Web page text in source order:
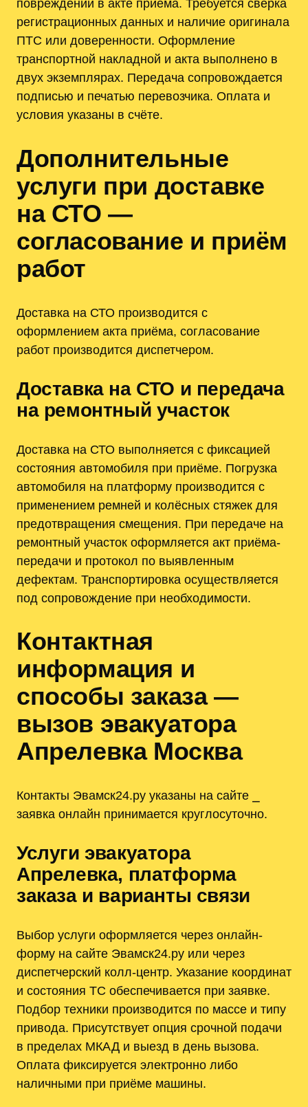
повреждений в акте приёма. Требуется сверка
регистрационных данных и наличие оригинала
ПТС или доверенности. Оформление
транспортной накладной и акта выполнено в
двух экземплярах. Передача сопровождается
подписью и печатью перевозчика. Оплата и
условия указаны в счёте.
Дополнительные
услуги при доставке
на СТО —
согласование и приём
работ
Доставка на СТО производится с
оформлением акта приёма, согласование
работ производится диспетчером.
Доставка на СТО и передача
на ремонтный участок
Доставка на СТО выполняется с фиксацией
состояния автомобиля при приёме. Погрузка
автомобиля на платформу производится с
применением ремней и колёсных стяжек для
предотвращения смещения. При передаче на
ремонтный участок оформляется акт приёма-
передачи и протокол по выявленным
дефектам. Транспортировка осуществляется
под сопровождение при необходимости.
Контактная
информация и
способы заказа —
вызов эвакуатора
Апрелевка Москва
Контакты Эвамск24.ру указаны на сайте ⎯
заявка онлайн принимается круглосуточно.
Услуги эвакуатора
Апрелевка, платформа
заказа и варианты связи
Выбор услуги оформляется через онлайн-
форму на сайте Эвамск24.ру или через
диспетчерский колл-центр. Указание координат
и состояния ТС обеспечивается при заявке.
Подбор техники производится по массе и типу
привода. Присутствует опция срочной подачи
в пределах МКАД и выезд в день вызова.
Оплата фиксируется электронно либо
наличными при приёме машины.